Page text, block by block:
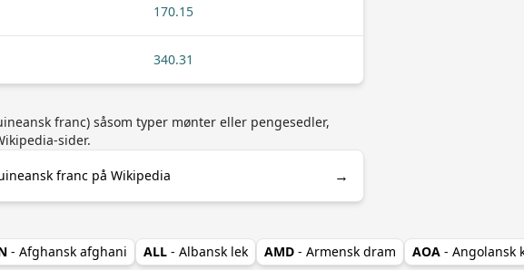
170.15
340.31
franc) såsom typer mønter eller pengesedler,
sider.
franc på Wikipedia →
- Afghansk afghani ALL - Albansk lek AMD - Armensk dram AOA - Angolansk